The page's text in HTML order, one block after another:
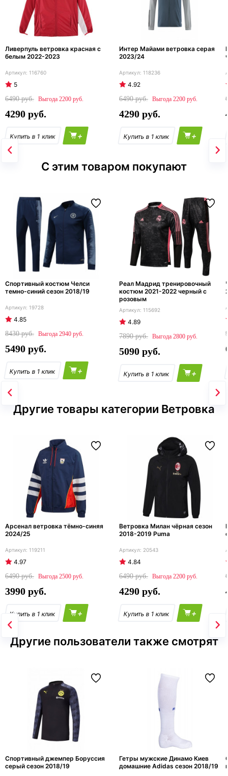
Ливерпуль ветровка красная с
белым 2022-2023
116760
5
6490
2200
4290
+
Интер Майами ветровка серая
2023/24
118236
4.92
6490
2200
4290
+
С этим товаром покупают
Спортивный костюм Челси
темно-синий сезон 2018/19
19728
4.85
8430
2940
5490
+
Реал Мадрид тренировочный
костюм 2021-2022 черный с
розовым
115692
4.89
7890
2800
5090
+
Другие товары категории Ветровка
Арсенал ветровка тёмно-синяя
2024/25
119211
4.97
6490
2500
3990
+
Ветровка Милан чёрная сезон
2018-2019 Puma
20543
4.84
6490
2200
4290
+
Другие пользователи также смотрят
Спортивный джемпер Боруссия
серый сезон 2018/19
Гетры мужские Динамо Киев
домашние Adidas сезон 2018/19